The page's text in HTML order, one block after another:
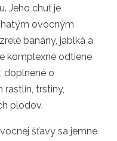
Jeho chuť je
ovocným
banány, jablká a
komplexné odtiene
doplnené o
trstiny,
plodov.
šťavy sa jemne